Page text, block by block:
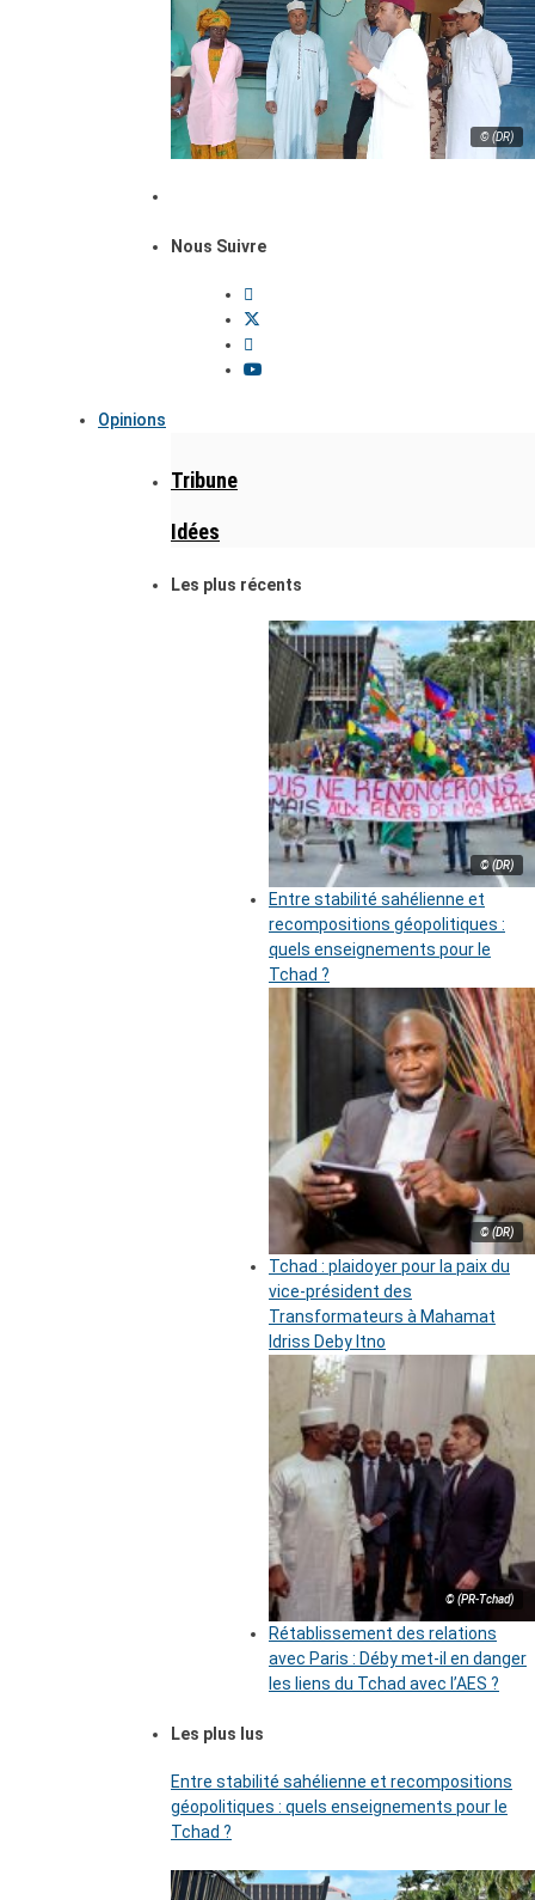
© (DR)
Nous Suivre
Opinions
Tribune
Idées
Les plus récents
© (DR)
Entre stabilité sahélienne et
recompositions géopolitiques :
quels enseignements pour le
Tchad ?
© (DR)
Tchad : plaidoyer pour la paix du
vice-président des
Transformateurs à Mahamat
Idriss Deby Itno
© (PR-Tchad)
Rétablissement des relations
avec Paris : Déby met-il en danger
les liens du Tchad avec l’AES ?
Les plus lus
Entre stabilité sahélienne et recompositions
géopolitiques : quels enseignements pour le
Tchad ?